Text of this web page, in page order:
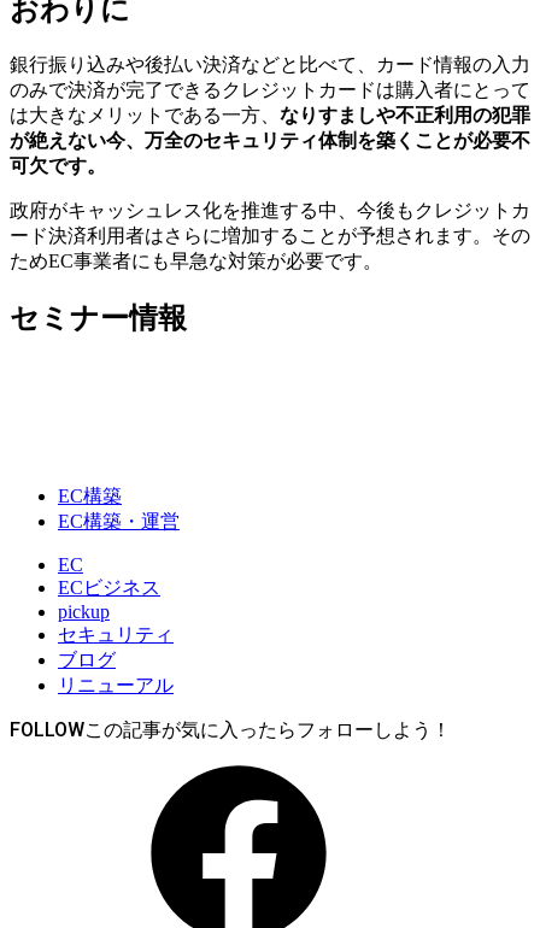
おわりに
銀行振り込みや後払い決済などと比べて、カード情報の入力
のみで決済が完了できるクレジットカードは購入者にとって
は大きなメリットである一方、 なりすましや不正利用の犯罪
が絶えない今、万全のセキュリティ体制を築くことが必要不
可欠です。
政府がキャッシュレス化を推進する中、今後もクレジットカ
ード決済利用者はさらに増加することが予想されます。その
ためEC事業者にも早急な対策が必要です。
セミナー情報
EC構築
EC構築・運営
EC
ECビジネス
pickup
セキュリティ
ブログ
リニューアル
FOLLOW